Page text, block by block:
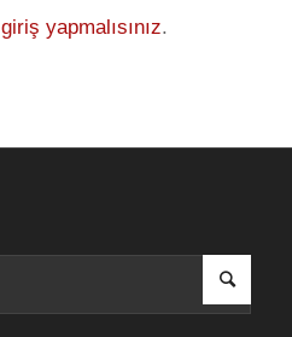
giriş yapmalısınız.